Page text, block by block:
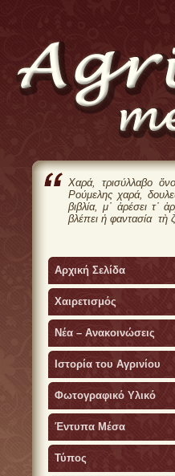
Χαρά, τρισύλλαβο
Ρούμελης χαρά,
βιβλία, μ᾿ ἀρέσει τ᾿
βλέπει ἡ φαντασία τὴ
Αρχική Σελίδα
Χαιρετισμός
Νέα – Ανακοινώσεις
Ιστορία του Αγρινίου
Φωτογραφικό Υλικό
Έντυπα Μέσα
Τύπος